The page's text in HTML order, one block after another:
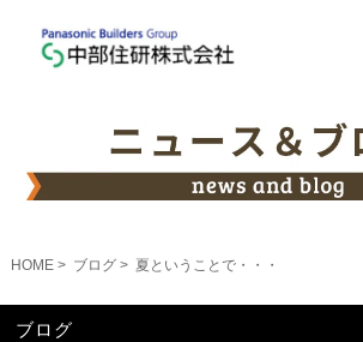
HOME ブログ 夏ということで・・・
ブログ